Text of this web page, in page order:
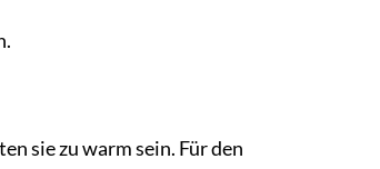
sie zu warm sein. Für den